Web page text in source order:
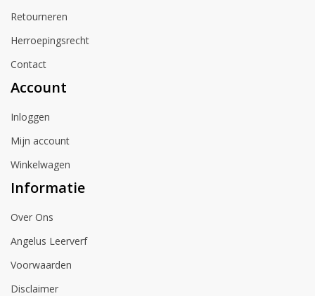
Retourneren
Herroepingsrecht
Contact
Account
Inloggen
Mijn account
Winkelwagen
Informatie
Over Ons
Angelus Leerverf
Voorwaarden
Disclaimer